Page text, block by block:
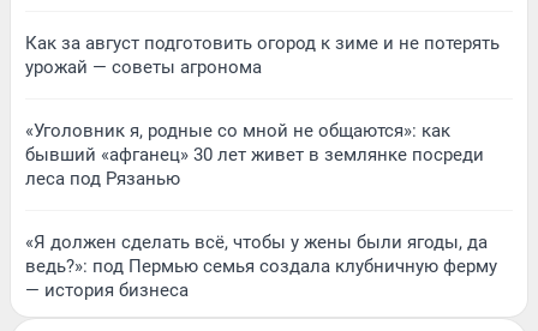
Как за август подготовить огород к зиме и не потерять
урожай — советы агронома
«Уголовник я, родные со мной не общаются»: как
бывший «афганец» 30 лет живет в землянке посреди
леса под Рязанью
«Я должен сделать всё, чтобы у жены были ягоды, да
ведь?»: под Пермью семья создала клубничную ферму
— история бизнеса